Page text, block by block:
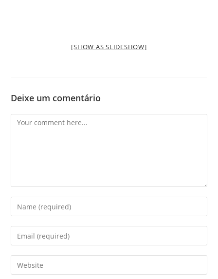
[SHOW AS SLIDESHOW]
Deixe um comentário
Comment
Enter
your
name
comment
Enter
your
email
address
Enter
your